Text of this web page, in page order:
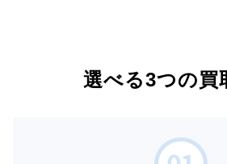
選べる3つの買